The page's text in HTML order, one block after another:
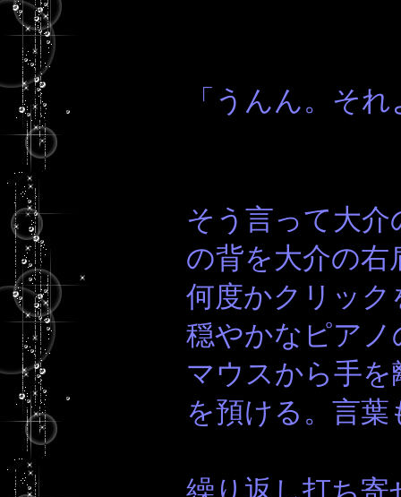
「うんん。そ
そう言って大
の背を大介の右
何度かクリッ
穏やかなピア
マウスから手
を預ける。言